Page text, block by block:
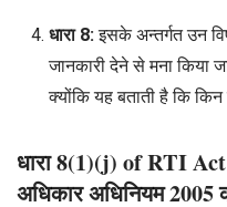
धारा 8:इसके अन्तर्गत उन
जानकारी देने से मना किया
क्योंकि यह बताती है कि किन
धारा 8(1)(j) of RTI
अधिकार अधिनियम 2005